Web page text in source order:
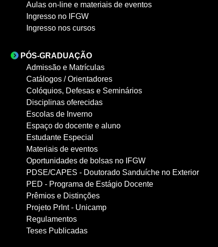
Aulas on-line e materiais de eventos
Ingresso no IFGW
Ingresso nos cursos
PÓS-GRADUAÇÃO
Admissão e Matrículas
Catálogos / Orientadores
Colóquios, Defesas e Seminários
Disciplinas oferecidas
Escolas de Inverno
Espaço do docente e aluno
Estudante Especial
Materiais de eventos
Oportunidades de bolsas no IFGW
PDSE/CAPES - Doutorado Sanduíche no Exterior
PED - Programa de Estágio Docente
Prêmios e Distinções
Projeto PrInt - Unicamp
Regulamentos
Teses Publicadas